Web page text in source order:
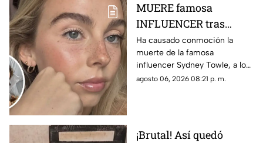
MUERE famosa
INFLUENCER tras
luchar contra INUSUAL
enfermedad
Ha causado conmoción la
muerte de la famosa
influencer Sydney Towle, a los
26 años, tras varios años de
agosto 06, 2026 08:21 p. m.
¡Brutal! Así quedó